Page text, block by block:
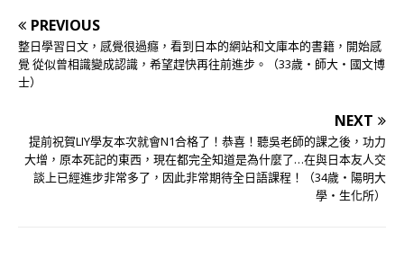
PREVIOUS
整日學習日文，感覺很過癮，看到日本的網站和文庫本的書籍，開始感
覺 從似曾相識變成認識，希望趕快再往前進步。（33歲‧師大‧國文博
士）
NEXT
提前祝賀LIY學友本次就會N1合格了！恭喜！聽吳老師的課之後，功力
大增，原本死記的東西，現在都完全知道是為什麼了…在與日本友人交
談上已經進步非常多了，因此非常期待全日語課程！（34歲‧陽明大
學‧生化所）